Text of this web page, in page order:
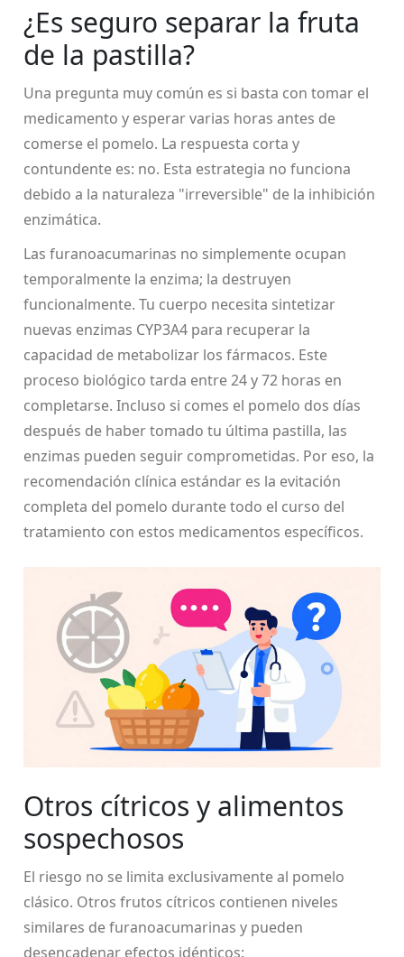
¿Es seguro separar la fruta
de la pastilla?
Una pregunta muy común es si basta con tomar el
medicamento y esperar varias horas antes de
comerse el pomelo. La respuesta corta y
contundente es: no. Esta estrategia no funciona
debido a la naturaleza "irreversible" de la inhibición
enzimática.
Las furanoacumarinas no simplemente ocupan
temporalmente la enzima; la destruyen
funcionalmente. Tu cuerpo necesita sintetizar
nuevas enzimas CYP3A4 para recuperar la
capacidad de metabolizar los fármacos. Este
proceso biológico tarda entre 24 y 72 horas en
completarse. Incluso si comes el pomelo dos días
después de haber tomado tu última pastilla, las
enzimas pueden seguir comprometidas. Por eso, la
recomendación clínica estándar es la evitación
completa del pomelo durante todo el curso del
tratamiento con estos medicamentos específicos.
Otros cítricos y alimentos
sospechosos
El riesgo no se limita exclusivamente al pomelo
clásico. Otros frutos cítricos contienen niveles
similares de furanoacumarinas y pueden
desencadenar efectos idénticos: